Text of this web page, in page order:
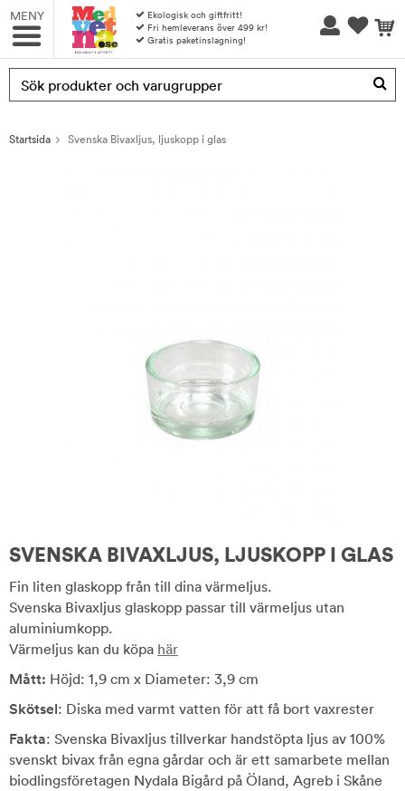
MENY
Ekologisk och giftfritt!
Fri hemleverans över 499 kr!
Gratis paketinslagning!
Produkten har blivit tillagd i varukorgen
Startsida Svenska Bivaxljus, ljuskopp i glas
SVENSKA BIVAXLJUS, LJUSKOPP I GLAS
Fin liten glaskopp från till dina värmeljus.
Svenska Bivaxljus glaskopp passar till värmeljus utan
aluminiumkopp.
Värmeljus kan du köpa här
Mått: Höjd: 1,9 cm x Diameter: 3,9 cm
Skötsel: Diska med varmt vatten för att få bort vaxrester
Fakta: Svenska Bivaxljus tillverkar handstöpta ljus av 100%
svenskt bivax från egna gårdar och är ett samarbete mellan
biodlingsföretagen Nydala Bigård på Öland, Agreb i Skåne